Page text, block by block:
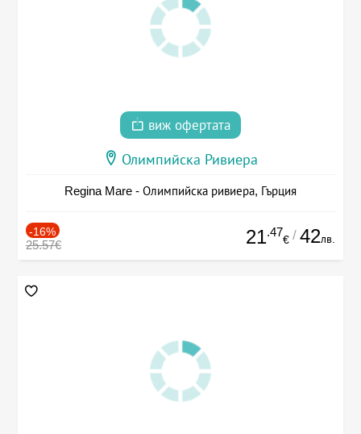
виж офертата
Олимпийска Ривиера
Regina Mare - Олимпийска ривиера, Гърция
-16%
25.57€ 21.47
€ / 42лв.